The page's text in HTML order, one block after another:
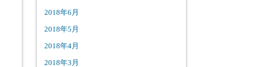
2018年6月
2018年5月
2018年4月
2018年3月